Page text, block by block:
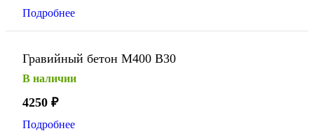
Подробнее
Гравийный бетон М400 В30
В наличии
4250 ₽
Подробнее